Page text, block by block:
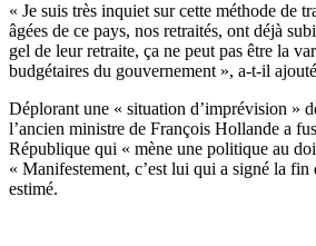
« Je suis très inquiet sur cette méthode de
âgées de ce pays, nos retraités, ont déjà
gel de leur retraite, ça ne peut pas être la
budgétaires du gouvernement », a-t-il
Déplorant une « situation d’imprévision »
l’ancien ministre de François Hollande a
République qui « mène une politique au
« Manifestement, c’est lui qui a signé la
estimé.